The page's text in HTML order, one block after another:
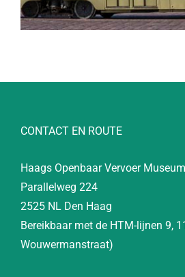
CONTACT EN ROUTE
Haags Openbaar Vervoer Museum
Parallelweg 224
2525 NL Den Haag
Bereikbaar met de HTM-lijnen 9,
Wouwermanstraat)